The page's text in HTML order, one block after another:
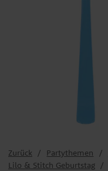
Zurück Partythemen
Lilo & Stitch Geburtstag